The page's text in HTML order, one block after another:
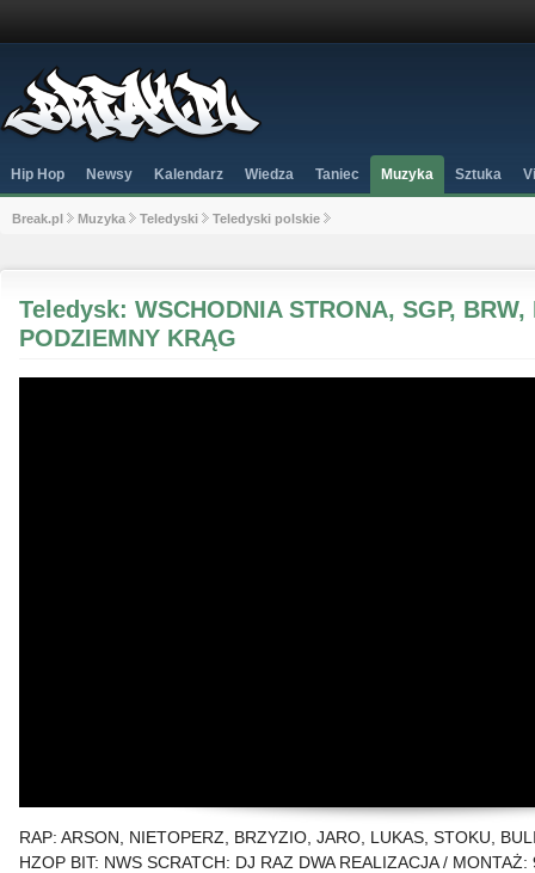
Hip Hop Newsy Kalendarz Wiedza Taniec Muzyka Sztuka
Break.pl Muzyka Teledyski Teledyski polskie
Teledysk: WSCHODNIA STRONA, SGP, BRW,
PODZIEMNY KRĄG
RAP: ARSON, NIETOPERZ, BRZYZIO, JARO, LUKAS, STOKU,
HZOP BIT: NWS SCRATCH: DJ RAZ DWA REALIZACJA /